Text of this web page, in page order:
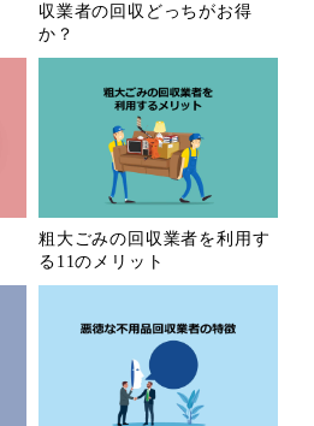
収業者の回収どっちがお得
か？
粗大ごみの回収業者を利用す
る11のメリット